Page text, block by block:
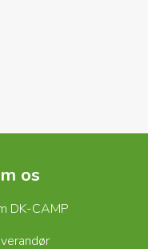
os
DK-CAMP